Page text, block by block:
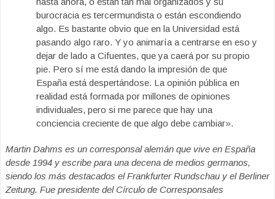
burocracia es tercermundista o están escondiendo
algo. Es bastante obvio que en la Universidad está
pasando algo raro. Y yo animaría a centrarse en eso y
dejar de lado a Cifuentes, que ya caerá por su propio
pie. Pero sí me está dando la impresión de que
España está despertándose. La opinión pública en
realidad está formada por millones de opiniones
individuales, pero si me parece que hay una
conciencia creciente de que algo debe cambiar».
Martin Dahms es un corresponsal alemán que vive en España
desde 1994 y escribe para una decena de medios germanos,
siendo los más destacados el Frankfurter Rundschau y el Berliner
Zeitung. Fue presidente del Círculo de Corresponsales